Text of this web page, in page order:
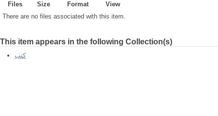
Files Size Format
View
There are no files associated with this item.
This item appears in the following Collection(s)
كتب